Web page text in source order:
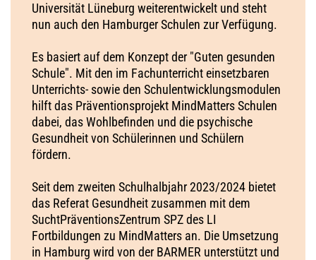
Universität Lüneburg weiterentwickelt und steht
nun auch den Hamburger Schulen zur Verfügung.
Es basiert auf dem Konzept der "Guten gesunden
Schule". Mit den im Fachunterricht einsetzbaren
Unterrichts- sowie den Schulentwicklungsmodulen
hilft das Präventionsprojekt MindMatters Schulen
dabei, das Wohlbefinden und die psychische
Gesundheit von Schülerinnen und Schülern
fördern.
Seit dem zweiten Schulhalbjahr 2023/2024 bietet
das Referat Gesundheit zusammen mit dem
SuchtPräventionsZentrum SPZ des LI
Fortbildungen zu MindMatters an. Die Umsetzung
in Hamburg wird von der BARMER unterstützt und